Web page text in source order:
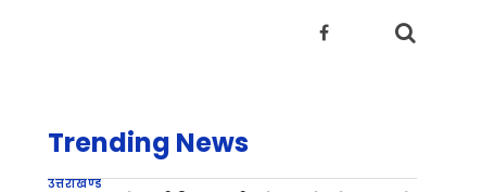
Trending News
उत्तराखण्ड